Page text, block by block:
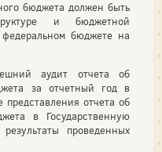
бюджета должен быть
и бюджетной
бюджете на
аудит отчета об
за отчетный год в
представления отчета об
в Государственную
проведенных